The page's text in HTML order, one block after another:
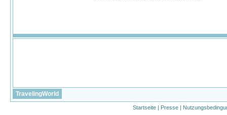
TravelingWorld
Startseite | Presse |